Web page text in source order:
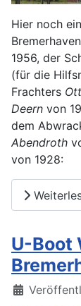
Hier noch
1956, der
(für die
Frachters
Deern von
dem
Abendroth
von 1928:
U-Boot
Details